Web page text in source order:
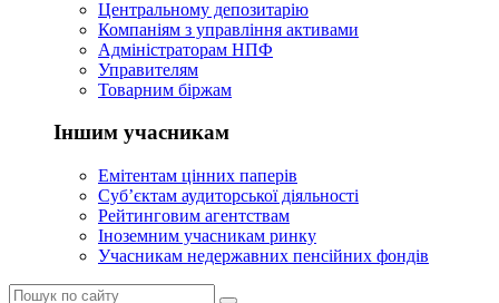
Центральному депозитарію
Компаніям з управління активами
Адміністраторам НПФ
Управителям
Товарним біржам
Іншим учасникам
Емітентам цінних паперів
Суб’єктам аудиторської діяльності
Рейтинговим агентствам
Іноземним учасникам ринку
Учасникам недержавних пенсійних фондів